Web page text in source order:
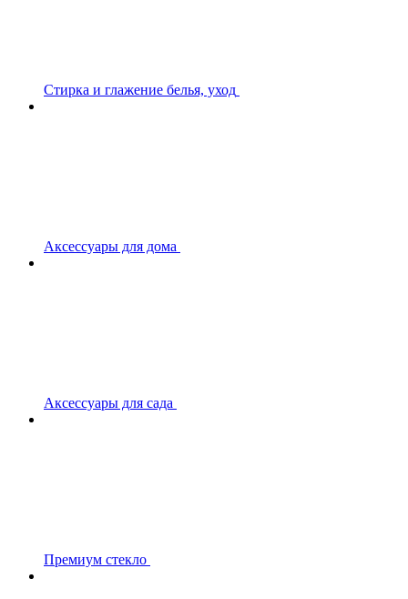
Стирка и глажение белья, уход
Аксессуары для дома
Аксессуары для сада
Премиум стекло